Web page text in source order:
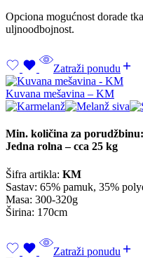
Opciona mogućnost dorade
uljnoodbojnost.
Zatraži ponudu
Kuvana mešavina – KM
Min. količina za porudžbinu:
Jedna rolna – cca 25 kg
Šifra artikla: KM
Sastav: 65% pamuk, 35%
Masa: 300-320g
Širina: 170cm
Zatraži ponudu